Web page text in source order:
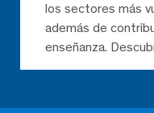
los sectores más
además de
enseñanza.